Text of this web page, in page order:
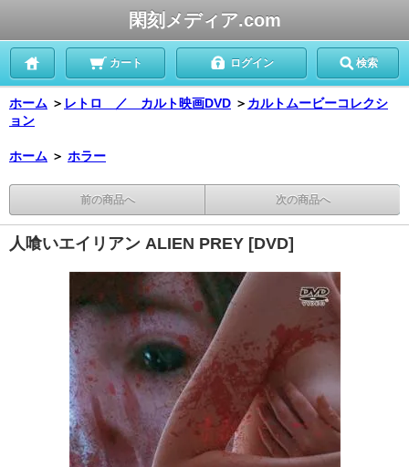
閑刻メディア.com
カート ログイン 検索
ホーム ＞ レトロ ／ カルト映画DVD ＞ カルトムービーコレクシ
ョン
ホーム ＞ ホラー
前の商品へ 次の商品へ
人喰いエイリアン ALIEN PREY [DVD]